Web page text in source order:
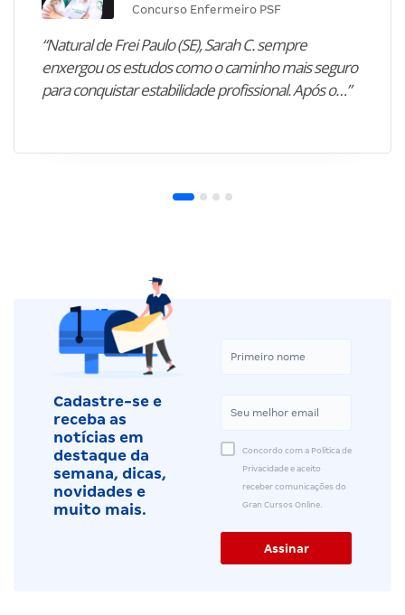
Concurso Enfermeiro PSF
“Natural de Frei Paulo (SE), Sarah C. sempre
enxergou os estudos como o caminho mais seguro
para conquistar estabilidade profissional. Após o…”
Cadastre-se e
receba as
notícias em
destaque da
semana, dicas,
novidades e
muito mais.
Concordo com a Política de
Privacidade e aceito
receber comunicações do
Gran Cursos Online.